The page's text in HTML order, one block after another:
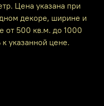
Цена указана при
декоре, ширине и
от 500 кв.м. до 1000
указанной цене.